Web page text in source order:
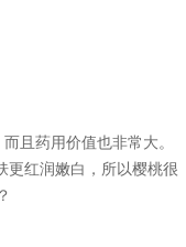
且药用价值也非常大。
更红润嫩白，所以樱桃很